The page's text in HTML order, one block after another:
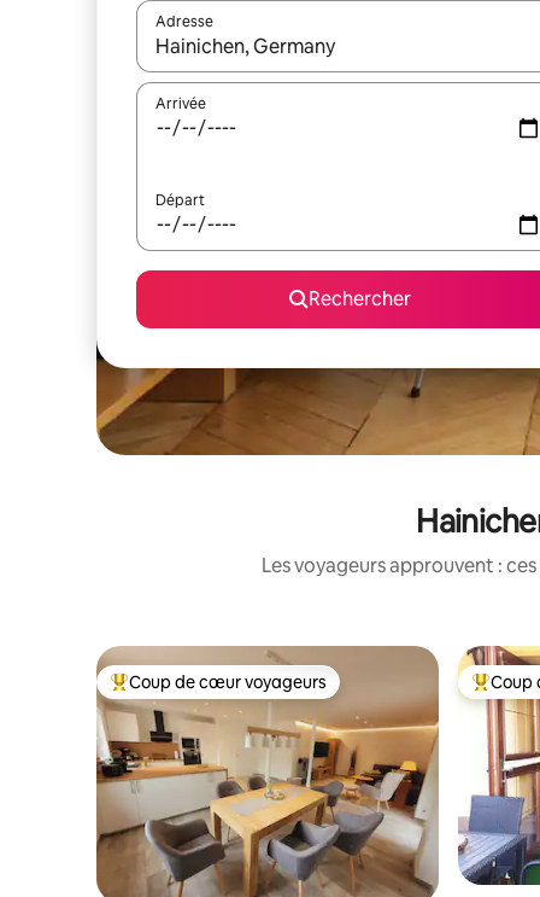
Adresse
Lorsque les résultats s'affichent, utilisez les
Arrivée
Départ
Rechercher
Les voyageurs approuvent :
Coups de cœur voyageurs les plus appréciés
Coup de cœur voyageurs Coups
Coup